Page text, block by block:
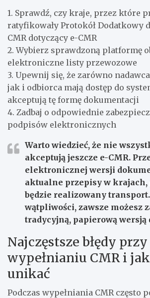
1. Sprawdź, czy kraje, przez które
ratyfikowały Protokół Dodatkowy
CMR dotyczący e-CMR
2. Wybierz sprawdzoną platformę
elektroniczne listy przewozowe
3. Upewnij się, że zarówno
jak i odbiorca mają dostęp do
akceptują tę formę dokumentacji
4. Zadbaj o odpowiednie
podpisów elektronicznych
Warto wiedzieć, że nie
akceptują jeszcze e-CMR.
elektronicznej wersji
aktualne przepisy w krajach,
będzie realizowany
wątpliwości, zawsze możesz
tradycyjną, papierową wersją
Najczęstsze błędy przy
wypełnianiu CMR i
unikać
Podczas wypełniania CMR często